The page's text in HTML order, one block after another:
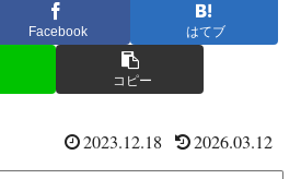
Facebook はてブ
コピー
2023.12.18 2026.03.12